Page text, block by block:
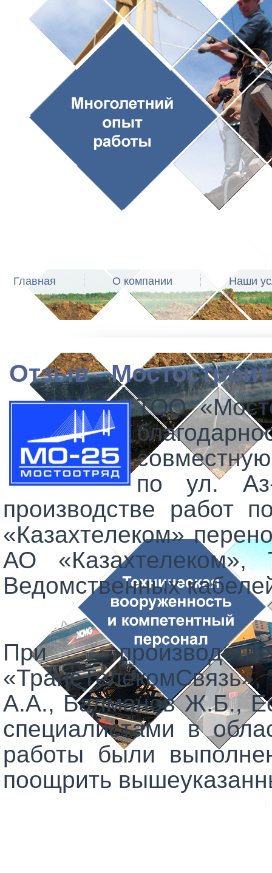
Главная О компании Наши
Отзыв -
ТОО
по ул.
производстве работ
«Казахтелеком»
АО
Ведомственных
При
«ТрансТелекомСвязь»,
А.А., Балманов Ж.Б.,
специалистами в
работы были
поощрить